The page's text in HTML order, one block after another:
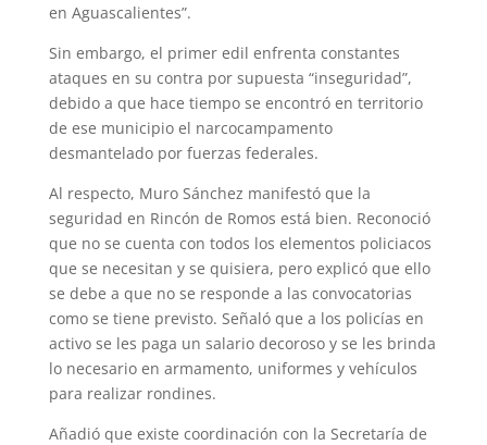
en Aguascalientes”.
Sin embargo, el primer edil enfrenta constantes
ataques en su contra por supuesta “inseguridad”,
debido a que hace tiempo se encontró en territorio
de ese municipio el narcocampamento
desmantelado por fuerzas federales.
Al respecto, Muro Sánchez manifestó que la
seguridad en Rincón de Romos está bien. Reconoció
que no se cuenta con todos los elementos policiacos
que se necesitan y se quisiera, pero explicó que ello
se debe a que no se responde a las convocatorias
como se tiene previsto. Señaló que a los policías en
activo se les paga un salario decoroso y se les brinda
lo necesario en armamento, uniformes y vehículos
para realizar rondines.
Añadió que existe coordinación con la Secretaría de